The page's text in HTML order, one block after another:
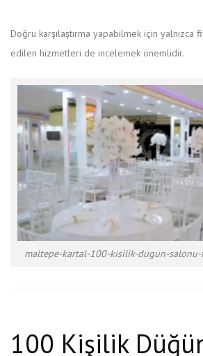
Doğru karşılaştırma yapabilmek için yalnızca
edilen hizmetleri de incelemek önemlidir.
maltepe-kartal-100-kisilik-dugun-
100 Kişilik